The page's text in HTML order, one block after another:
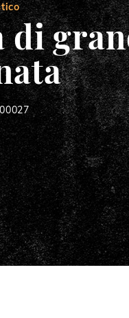
Integrale
Ceci
Lievito
di